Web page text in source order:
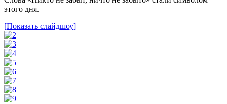
этого дня.
[Показать слайдшоу]